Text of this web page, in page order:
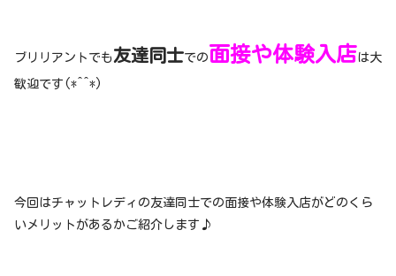
ブリリアントでも友達同士での面接や体験入店は大
歓迎です(*^^*)
今回はチャットレディの友達同士での面接や体験入店がどのくら
いメリットがあるかご紹介します♪